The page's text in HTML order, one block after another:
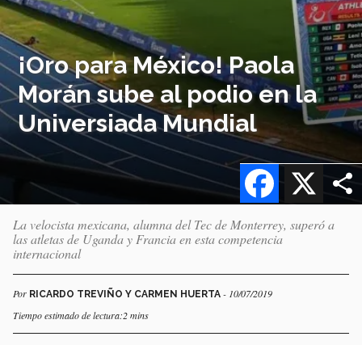
¡Oro para México! Paola
Morán sube al podio en la
Universiada Mundial
X
Facebook
La velocista mexicana, alumna del Tec de Monterrey, superó a
las atletas de Uganda y Francia en esta competencia
internacional
Por RICARDO TREVIÑO Y CARMEN HUERTA - 10/07/2019
Tiempo estimado de lectura:2 mins